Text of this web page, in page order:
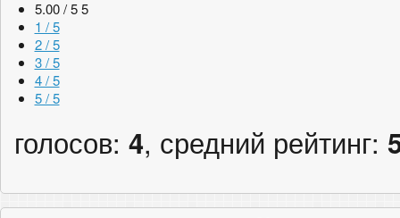
5.00 / 5 5
1 / 5
2 / 5
3 / 5
4 / 5
5 / 5
голосов: 4, средний рейтинг: